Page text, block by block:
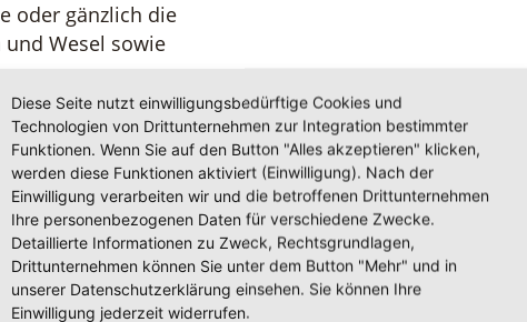
oder gänzlich die
und Wesel sowie
nicht finden: himmelhohe Felszinnen, tosende
Diese Seite nutzt einwilligungsbedürftige Cookies und
Technologien von Drittunternehmen zur Integration bestimmter
Funktionen. Wenn Sie auf den Button "Alles akzeptieren" klicken,
werden diese Funktionen aktiviert (Einwilligung). Nach der
Einwilligung verarbeiten wir und die betroffenen Drittunternehmen
Ihre personenbezogenen Daten für verschiedene Zwecke.
Detaillierte Informationen zu Zweck, Rechtsgrundlagen,
Drittunternehmen können Sie unter dem Button "Mehr" und in
unserer Datenschutzerklärung einsehen. Sie können Ihre
Einwilligung jederzeit widerrufen.